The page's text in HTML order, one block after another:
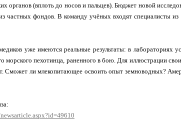
органов (вплоть до носов и пальцев). Бюджет новой
частных фондов. В команду учёных входят специалисты
уже имеются реальные результаты: в лабораториях
морского пехотинца, раненного в бою. Для иллюстрации
Сможет ли млекопитающее освоить опыт земноводных?